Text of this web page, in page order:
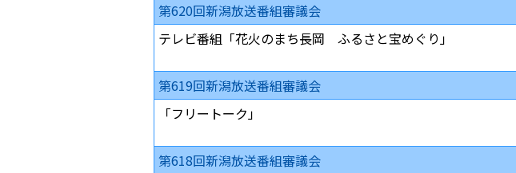
第620回新潟放送番組審議会
テレビ番組「花火のまち長岡 ふるさと宝めぐり」
第619回新潟放送番組審議会
「フリートーク」
第618回新潟放送番組審議会